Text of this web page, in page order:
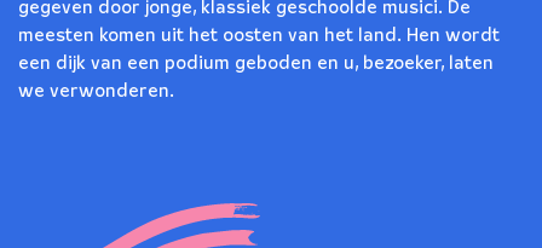
gegeven door jonge, klassiek geschoolde musici. De
meesten komen uit het oosten van het land. Hen wordt
een dijk van een podium geboden en u, bezoeker, laten
we verwonderen.